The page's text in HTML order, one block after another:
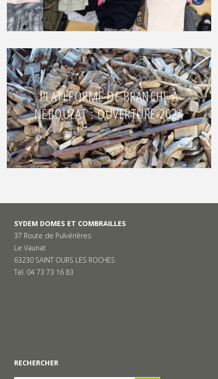
PLATEFORME DE BRANCHE À
NÉBOUZAT : OUVERTURE 2024
SYDEM DOMES ET COMBRAILLES
37 Route de Pulvérières
Le Vauriat
63230 SAINT OURS LES ROCHES
Tél. 04 73 73 16 83
RECHERCHER